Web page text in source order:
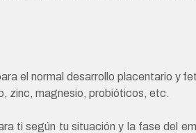
el normal desarrollo placentario y
zinc, magnesio, probióticos, etc.
ti según tu situación y la fase del